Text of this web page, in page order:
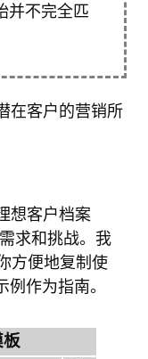
并不完全匹
在客户的营销所
想客户档案
求和挑战。我
方便地复制使
作为指南。